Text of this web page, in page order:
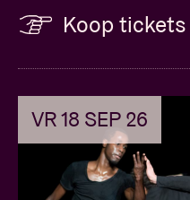
Koop tickets
VR 18 SEP 26